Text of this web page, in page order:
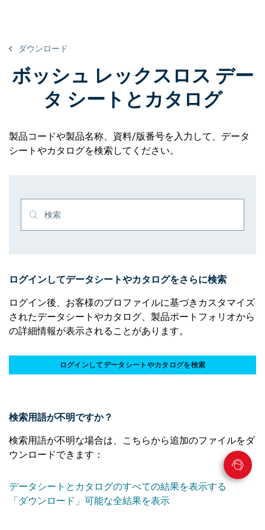
ダウンロード
ボッシュ レックスロス デー
タ シートとカタログ
製品コードや製品名称、資料/版番号を入力して、データ
シートやカタログを検索してください。
検索
ログインしてデータシートやカタログをさらに検索
ログイン後、お客様のプロファイルに基づきカスタマイズ
されたデータシートやカタログ、製品ポートフォリオから
の詳細情報が表示されることがあります。
ログインしてデータシートやカタログを検索
検索用語が不明ですか？
検索用語が不明な場合は、こちらから追加のファイルをダ
ウンロードできます：
データシートとカタログのすべての結果を表示する
「ダウンロード」可能な全結果を表示